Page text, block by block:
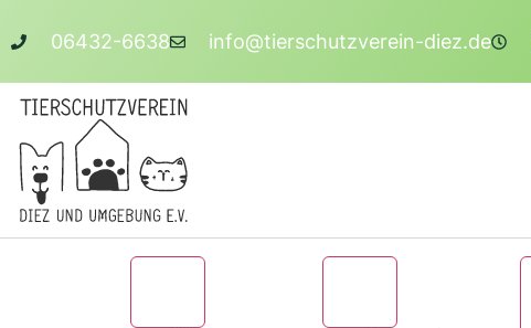
06432-6638 info@tierschutzverein-diez.de